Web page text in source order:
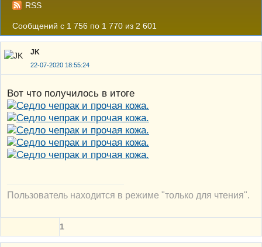
RSS
Сообщений с 1 756 по 1 770 из 2 601
JK
22-07-2020 18:55:24
Вот что получилось в итоге
Пользователь находится в режиме "только для чтения".
1